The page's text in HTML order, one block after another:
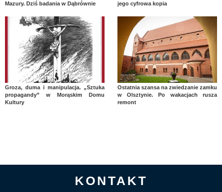
Mazury. Dziś badania w Dąbrównie
jego cyfrowa kopia
Groza, duma i manipulacja. „Sztuka
propagandy” w Morąskim Domu
Kultury
Ostatnia szansa na zwiedzanie zamku
w Olsztynie. Po wakacjach rusza
remont
KONTAKT